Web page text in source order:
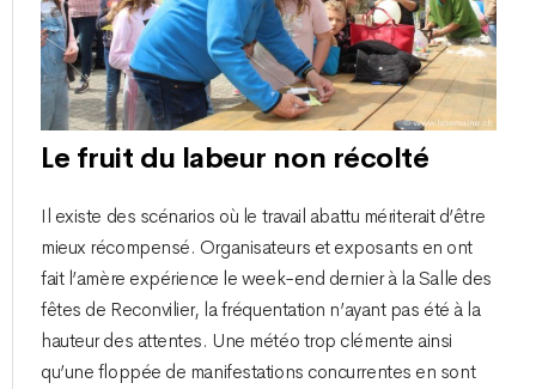
Le fruit du labeur non récolté
Il existe des scénarios où le travail abattu mériterait d’être
mieux récompensé. Organisateurs et exposants en ont
fait l’amère expérience le week-end dernier à la Salle des
fêtes de Reconvilier, la fréquentation n’ayant pas été à la
hauteur des attentes. Une météo trop clémente ainsi
qu’une floppée de manifestations concurrentes en sont